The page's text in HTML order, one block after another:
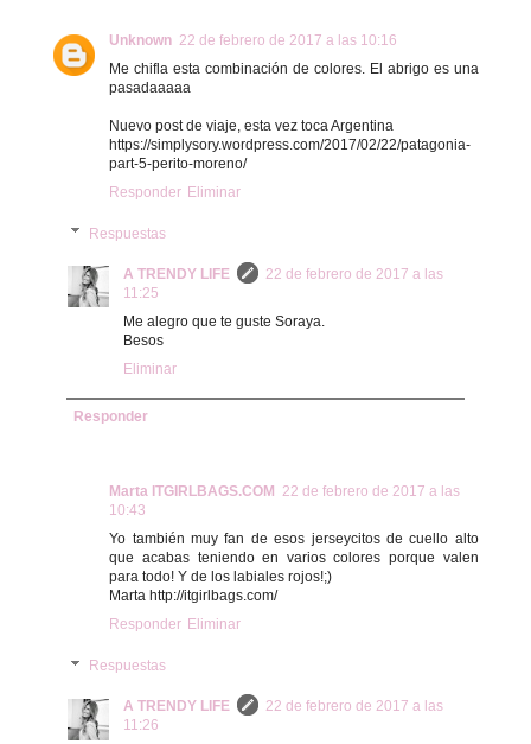
Unknown 22 de febrero de 2017 a las 10:16
Me chifla esta combinación de colores. El abrigo es una
pasadaaaaa
Nuevo post de viaje, esta vez toca Argentina
https://simplysory.wordpress.com/2017/02/22/patagonia-
part-5-perito-moreno/
Responder Eliminar
Respuestas
A TRENDY LIFE
22 de febrero de 2017 a las
11:25
Me alegro que te guste Soraya.
Besos
Eliminar
Responder
Marta ITGIRLBAGS.COM 22 de febrero de 2017 a las
10:43
Yo también muy fan de esos jerseycitos de cuello alto
que acabas teniendo en varios colores porque valen
para todo! Y de los labiales rojos!;)
Marta http://itgirlbags.com/
Responder Eliminar
Respuestas
A TRENDY LIFE
22 de febrero de 2017 a las
11:26